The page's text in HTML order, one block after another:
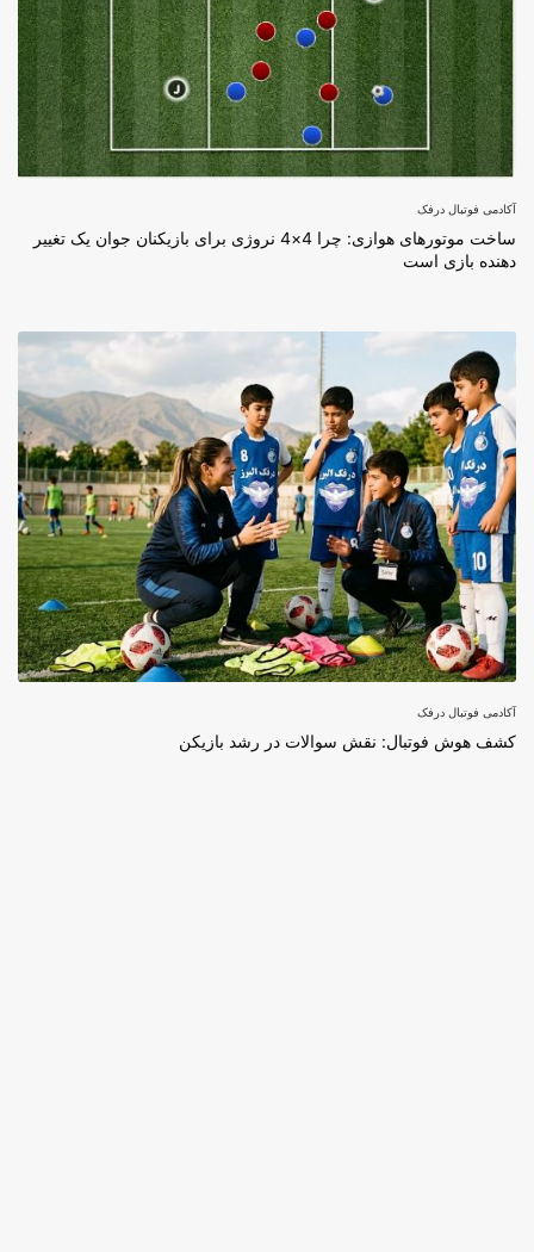
آکادمی فوتبال درفک
ساخت موتورهای هوازی: چرا 4×4 نروژی برای بازیکنان جوان یک تغییر
دهنده بازی است
آکادمی فوتبال درفک
کشف هوش فوتبال: نقش سوالات در رشد بازیکن